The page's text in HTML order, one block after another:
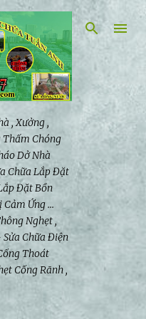
chính
, Xưởng ,
Thấm Chóng
Dở Nhà
Chữa Lắp Đặt
Đặt Bồn
Ứng ...
Nghẹt ,
Chữa Điện
Thoát
Cống Rãnh ,